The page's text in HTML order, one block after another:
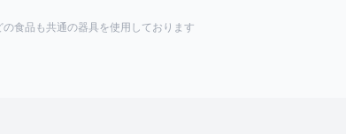
食品も共通の器具を使用しております